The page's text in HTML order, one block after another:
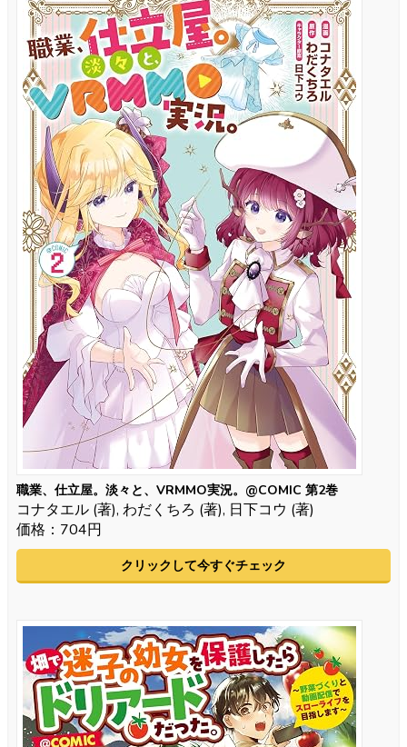
職業、仕立屋。淡々と、VRMMO実況。@COMIC 第2巻
コナタエル (著), わだくちろ (著), 日下コウ (著)
価格：704円
クリックして今すぐチェック